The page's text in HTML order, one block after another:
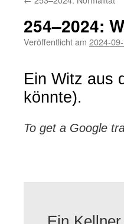
254–2024:
Veröffentlicht am 2024-
Ein Witz aus
könnte).
To get a Google